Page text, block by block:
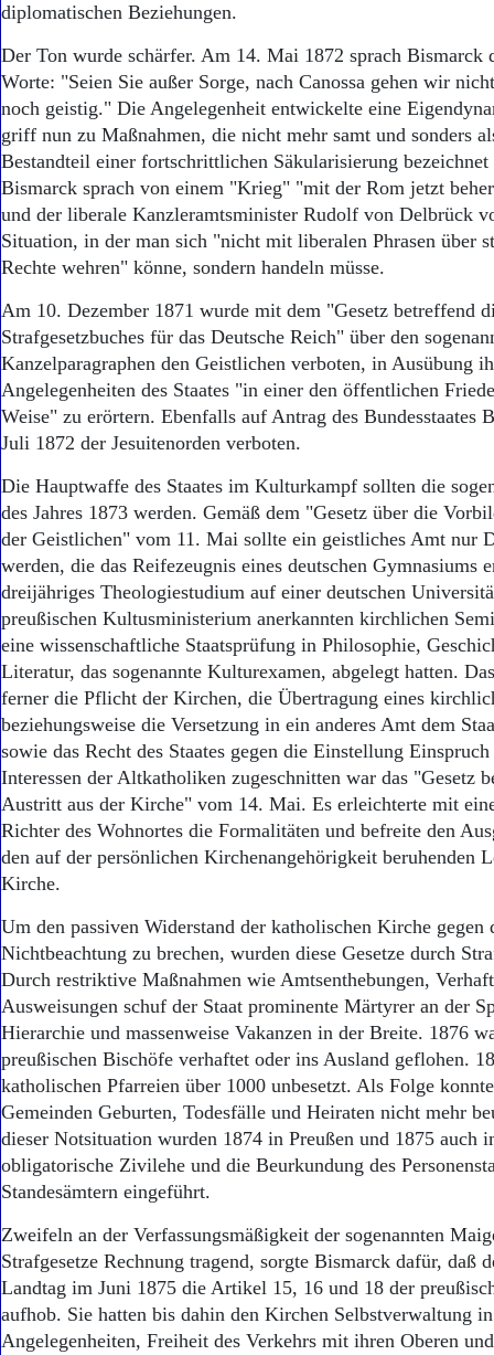
diplomatischen Beziehungen.
Der Ton wurde schärfer. Am 14. Mai 1872 sprach Bismarck
Worte: "Seien Sie außer Sorge, nach Canossa gehen wir
noch geistig." Die Angelegenheit entwickelte eine
griff nun zu Maßnahmen, die nicht mehr samt und sonders
Bestandteil einer fortschrittlichen Säkularisierung
Bismarck sprach von einem "Krieg" "mit der Rom jetzt
und der liberale Kanzleramtsminister Rudolf von Delbrück
Situation, in der man sich "nicht mit liberalen Phrasen über
Rechte wehren" könne, sondern handeln müsse.
Am 10. Dezember 1871 wurde mit dem "Gesetz betreffend
Strafgesetzbuches für das Deutsche Reich" über den
Kanzelparagraphen den Geistlichen verboten, in Ausübung
Angelegenheiten des Staates "in einer den öffentlichen
Weise" zu erörtern. Ebenfalls auf Antrag des Bundesstaates
Juli 1872 der Jesuitenorden verboten.
Die Hauptwaffe des Staates im Kulturkampf sollten die
des Jahres 1873 werden. Gemäß dem "Gesetz über die
der Geistlichen" vom 11. Mai sollte ein geistliches Amt nur
werden, die das Reifezeugnis eines deutschen Gymnasiums
dreijähriges Theologiestudium auf einer deutschen
preußischen Kultusministerium anerkannten kirchlichen
eine wissenschaftliche Staatsprüfung in Philosophie,
Literatur, das sogenannte Kulturexamen, abgelegt hatten.
ferner die Pflicht der Kirchen, die Übertragung eines
beziehungsweise die Versetzung in ein anderes Amt dem
sowie das Recht des Staates gegen die Einstellung
Interessen der Altkatholiken zugeschnitten war das "Gesetz
Austritt aus der Kirche" vom 14. Mai. Es erleichterte mit
Richter des Wohnortes die Formalitäten und befreite den
den auf der persönlichen Kirchenangehörigkeit beruhenden
Kirche.
Um den passiven Widerstand der katholischen Kirche gegen
Nichtbeachtung zu brechen, wurden diese Gesetze durch
Durch restriktive Maßnahmen wie Amtsenthebungen,
Ausweisungen schuf der Staat prominente Märtyrer an der
Hierarchie und massenweise Vakanzen in der Breite. 1876
preußischen Bischöfe verhaftet oder ins Ausland geflohen.
katholischen Pfarreien über 1000 unbesetzt. Als Folge
Gemeinden Geburten, Todesfälle und Heiraten nicht mehr
dieser Notsituation wurden 1874 in Preußen und 1875 auch
obligatorische Zivilehe und die Beurkundung des
Standesämtern eingeführt.
Zweifeln an der Verfassungsmäßigkeit der sogenannten
Strafgesetze Rechnung tragend, sorgte Bismarck dafür, daß
Landtag im Juni 1875 die Artikel 15, 16 und 18 der
aufhob. Sie hatten bis dahin den Kirchen Selbstverwaltung
Angelegenheiten, Freiheit des Verkehrs mit ihren Oberen